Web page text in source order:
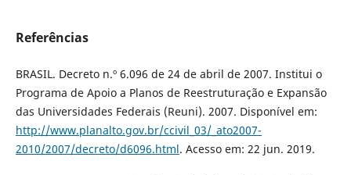
Referências
BRASIL. Decreto n.º 6.096 de 24 de abril de 2007. Institui o
Programa de Apoio a Planos de Reestruturação e Expansão
das Universidades Federais (Reuni). 2007. Disponível em:
http://www.planalto.gov.br/ccivil_03/_ato2007-
2010/2007/decreto/d6096.html. Acesso em: 22 jun. 2019.